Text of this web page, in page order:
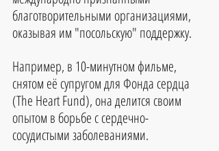
благотворительными организациями,
оказывая им "посольскую" поддержку.
Например, в 10-минутном фильме,
снятом её супругом для Фонда сердца
(The Heart Fund), она делится своим
опытом в борьбе с сердечно-
сосудистыми заболеваниями.